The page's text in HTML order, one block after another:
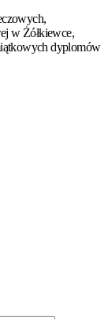
w Żółkiewce,
dyplomów